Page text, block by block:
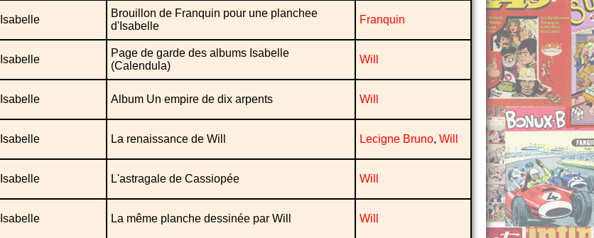
Isabelle
Brouillon de Franquin pour une planchee
d'Isabelle
Franquin
Isabelle
Page de garde des albums Isabelle
(Calendula)
Will
Isabelle Album Un empire de dix arpents Will
Isabelle La renaissance de Will Lecigne Bruno, Will
Isabelle L'astragale de Cassiopée Will
Isabelle La même planche dessinée par Will Will